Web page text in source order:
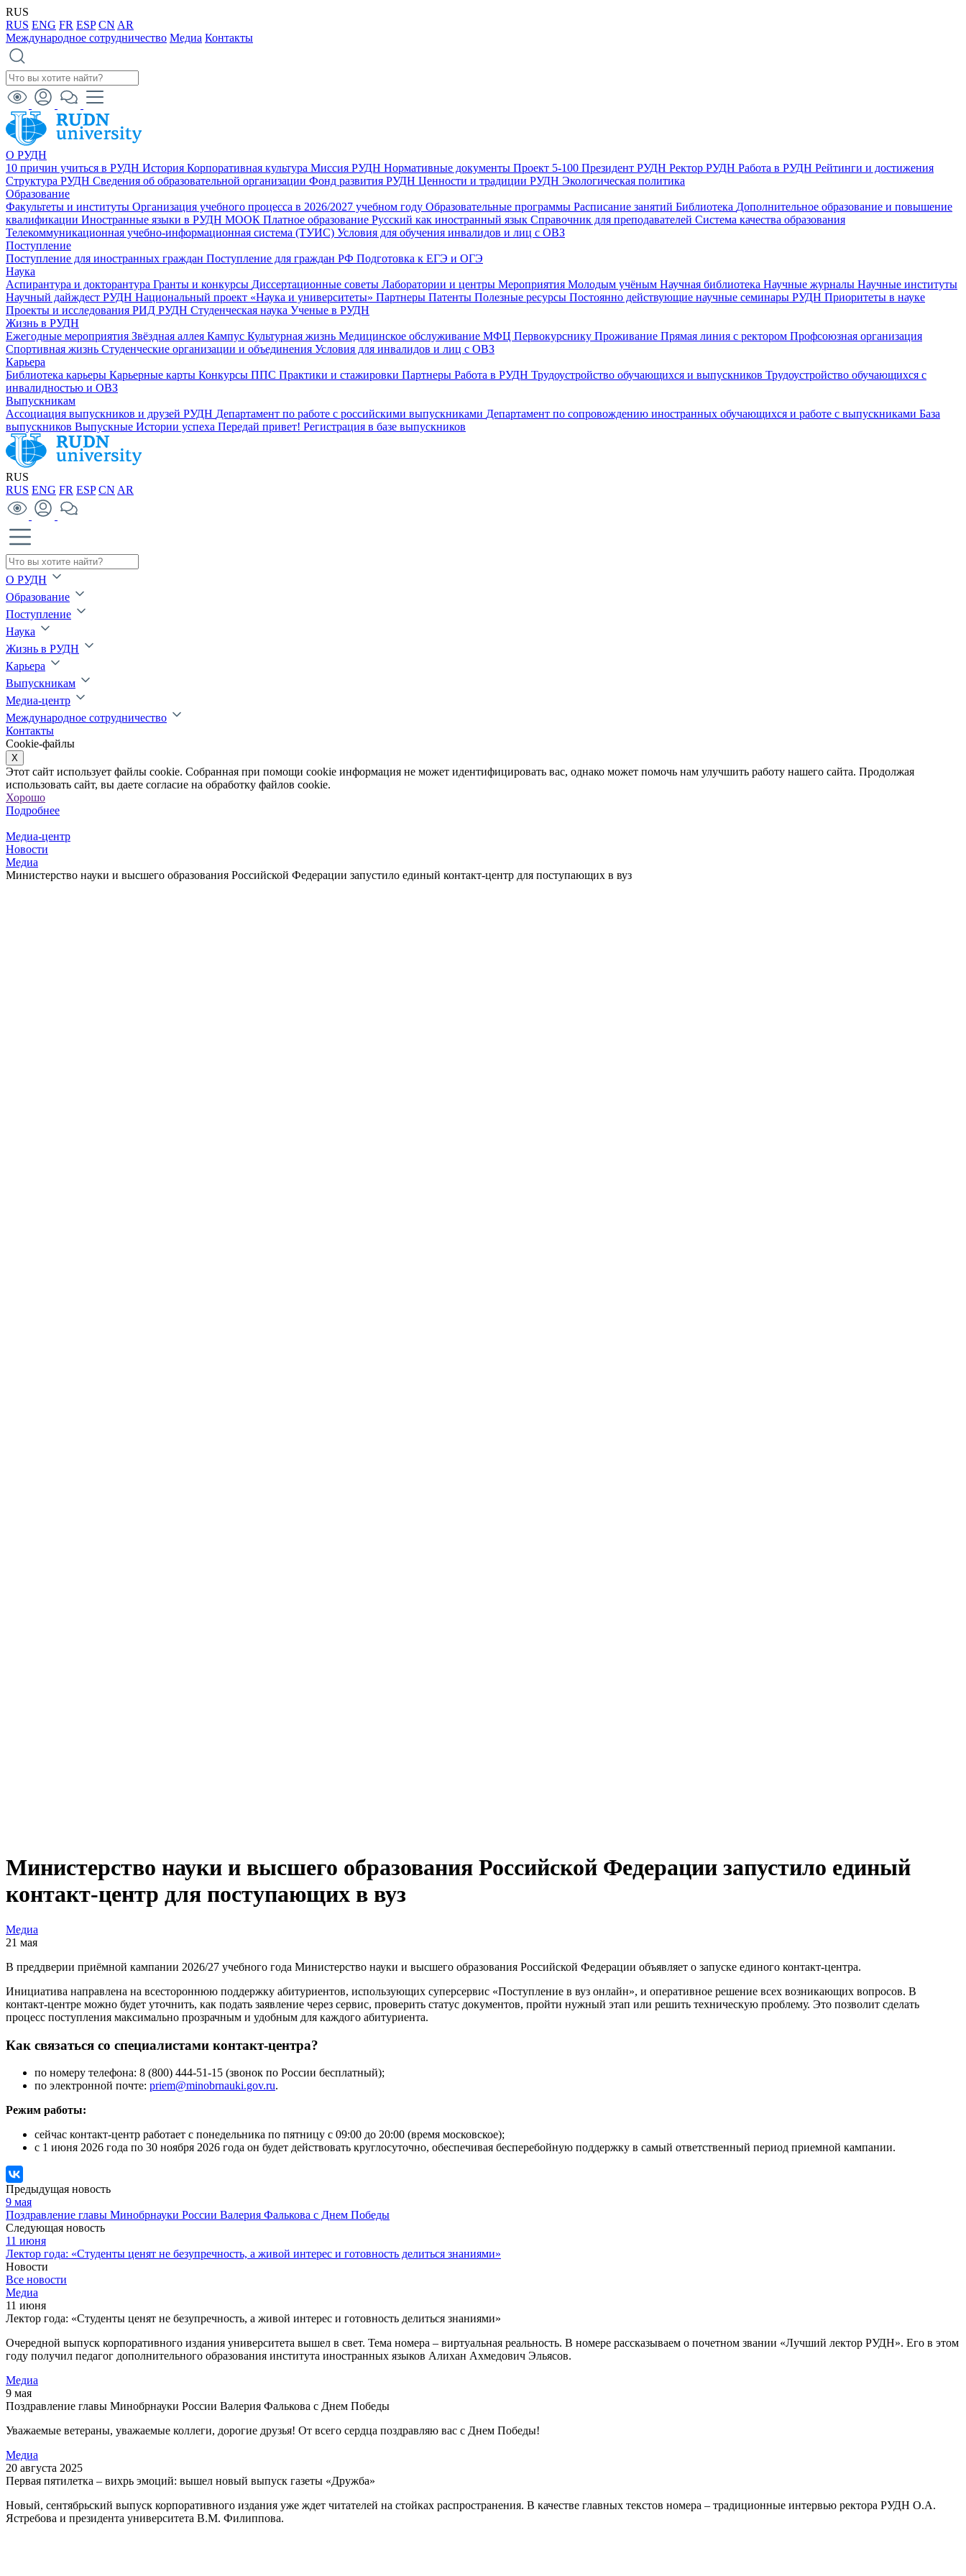
RUS
RUS ENG FR ESP CN AR
Международное сотрудничество Медиа Контакты
О РУДН
10 причин учиться в РУДН История Корпоративная культура Миссия РУДН Нормативные документы Проект 5-100 Президент РУДН Ректор РУДН Работа в РУДН Рейтинги и достижения
Структура РУДН Сведения об образовательной организации Фонд развития РУДН Ценности и традиции РУДН Экологическая политика
Образование
Факультеты и институты Организация учебного процесса в 2026/2027 учебном году Образовательные программы Расписание занятий Библиотека Дополнительное образование и повышение
квалификации Иностранные языки в РУДН МООК Платное образование Русский как иностранный язык Справочник для преподавателей Система качества образования
Телекоммуникационная учебно-информационная система (ТУИС) Условия для обучения инвалидов и лиц с ОВЗ
Поступление
Поступление для иностранных граждан Поступление для граждан РФ Подготовка к ЕГЭ и ОГЭ
Наука
Аспирантура и докторантура Гранты и конкурсы Диссертационные советы Лаборатории и центры Мероприятия Молодым учёным Научная библиотека Научные журналы Научные институты
Научный дайждест РУДН Национальный проект «Наука и университеты» Партнеры Патенты Полезные ресурсы Постоянно действующие научные семинары РУДН Приоритеты в науке
Проекты и исследования РИД РУДН Студенческая наука Ученые в РУДН
Жизнь в РУДН
Ежегодные мероприятия Звёздная аллея Кампус Культурная жизнь Медицинское обслуживание МФЦ Первокурснику Проживание Прямая линия с ректором Профсоюзная организация
Спортивная жизнь Студенческие организации и объединения Условия для инвалидов и лиц с ОВЗ
Карьера
Библиотека карьеры Карьерные карты Конкурсы ППС Практики и стажировки Партнеры Работа в РУДН Трудоустройство обучающихся и выпускников Трудоустройство обучающихся с
инвалидностью и ОВЗ
Выпускникам
Ассоциация выпускников и друзей РУДН Департамент по работе с российскими выпускниками Департамент по сопровождению иностранных обучающихся и работе с выпускниками База
выпускников Выпускные Истории успеха Передай привет! Регистрация в базе выпускников
RUS
RUS ENG FR ESP CN AR
О РУДН
Образование
Поступление
Наука
Жизнь в РУДН
Карьера
Выпускникам
Медиа-центр
Международное сотрудничество
Контакты
Cookie-файлы
X
Этот сайт использует файлы cookie. Собранная при помощи cookie информация не может идентифицировать вас, однако может помочь нам улучшить работу нашего сайта. Продолжая
использовать сайт, вы даете согласие на обработку файлов cookie.
Хорошо
Подробнее
Медиа-центр
Новости
Медиа
Министерство науки и высшего образования Российской Федерации запустило единый контакт-центр для поступающих в вуз
Министерство науки и высшего образования Российской Федерации запустило единый
контакт-центр для поступающих в вуз
Медиа
21 мая
В преддверии приёмной кампании 2026/27 учебного года Министерство науки и высшего образования Российской Федерации объявляет о запуске единого контакт-центра.
Инициатива направлена на всестороннюю поддержку абитуриентов, использующих суперсервис «Поступление в вуз онлайн», и оперативное решение всех возникающих вопросов. В
контакт-центре можно будет уточнить, как подать заявление через сервис, проверить статус документов, пройти нужный этап или решить техническую проблему. Это позволит сделать
процесс поступления максимально прозрачным и удобным для каждого абитуриента.
Как связаться со специалистами контакт-центра?
по номеру телефона: 8 (800) 444-51-15 (звонок по России бесплатный);
по электронной почте: priem@minobrnauki.gov.ru.
Режим работы:
сейчас контакт-центр работает с понедельника по пятницу с 09:00 до 20:00 (время московское);
с 1 июня 2026 года по 30 ноября 2026 года он будет действовать круглосуточно, обеспечивая бесперебойную поддержку в самый ответственный период приемной кампании.
Предыдущая новость
9 мая
Поздравление главы Минобрнауки России Валерия Фалькова с Днем Победы
Следующая новость
11 июня
Лектор года: «Студенты ценят не безупречность, а живой интерес и готовность делиться знаниями»
Новости
Все новости
Медиа
11 июня
Лектор года: «Студенты ценят не безупречность, а живой интерес и готовность делиться знаниями»
Очередной выпуск корпоративного издания университета вышел в свет. Тема номера – виртуальная реальность. В номере рассказываем о почетном звании «Лучший лектор РУДН». Его в этом
году получил педагог дополнительного образования института иностранных языков Алихан Ахмедович Эльясов.
Медиа
9 мая
Поздравление главы Минобрнауки России Валерия Фалькова с Днем Победы
Уважаемые ветераны, уважаемые коллеги, дорогие друзья! От всего сердца поздравляю вас c Днем Победы!
Медиа
20 августа 2025
Первая пятилетка – вихрь эмоций: вышел новый выпуск газеты «Дружба»
Новый, сентябрьский выпуск корпоративного издания уже ждет читателей на стойках распространения. В качестве главных текстов номера – традиционные интервью ректора РУДН О.А.
Ястребова и президента университета В.М. Филиппова.